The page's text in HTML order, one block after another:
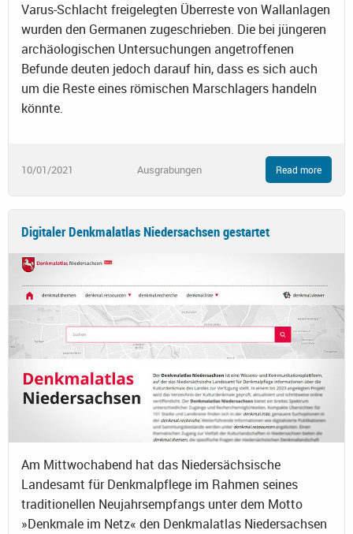
Varus-Schlacht freigelegten Überreste von Wallanlagen
wurden den Germanen zugeschrieben. Die bei jüngeren
archäologischen Untersuchungen angetroffenen
Befunde deuten jedoch darauf hin, dass es sich auch
um die Reste eines römischen Marschlagers handeln
könnte.
10/01/2021 Ausgrabungen Read more
Digitaler Denkmalatlas Niedersachsen gestartet
Am Mittwochabend hat das Niedersächsische
Landesamt für Denkmalpflege im Rahmen seines
traditionellen Neujahrsempfangs unter dem Motto
»Denkmale im Netz« den Denkmalatlas Niedersachsen